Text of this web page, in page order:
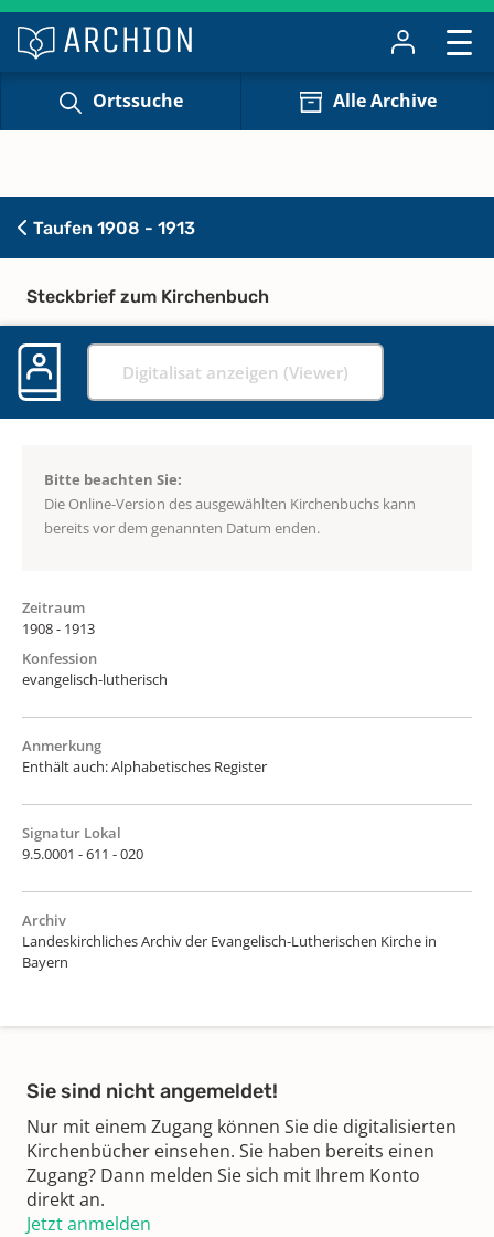
Ortssuche Alle Archive
Taufen 1908 - 1913
Steckbrief zum Kirchenbuch
Digitalisat anzeigen (Viewer)
Bitte beachten Sie:
Die Online-Version des ausgewählten Kirchenbuchs kann
bereits vor dem genannten Datum enden.
Zeitraum
1908 - 1913
Konfession
evangelisch-lutherisch
Anmerkung
Enthält auch: Alphabetisches Register
Signatur Lokal
9.5.0001 - 611 - 020
Archiv
Landeskirchliches Archiv der Evangelisch-Lutherischen Kirche in
Bayern
Sie sind nicht angemeldet!
Nur mit einem Zugang können Sie die digitalisierten
Kirchenbücher einsehen. Sie haben bereits einen
Zugang? Dann melden Sie sich mit Ihrem Konto
direkt an.
Jetzt anmelden